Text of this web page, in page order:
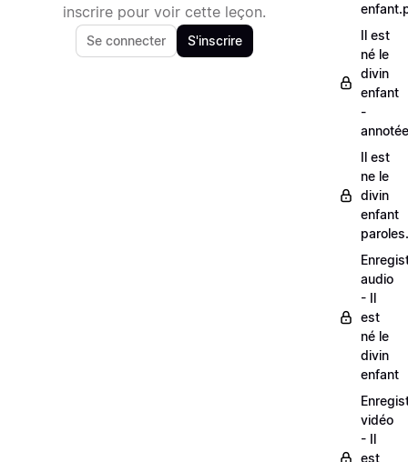
inscrire pour voir cette leçon.
Se connecter S'inscrire
Il est
né le
divin
enfant
-
Il est
ne le
divin
enfant
audio
- Il
est
né le
divin
enfant
vidéo
- Il
est